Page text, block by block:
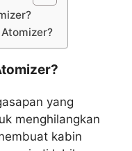
yang
menghilangkan
kabin